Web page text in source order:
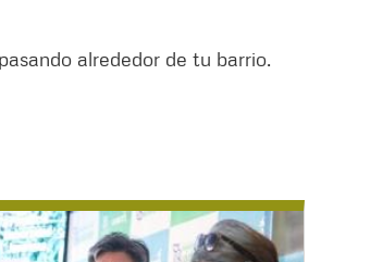
alrededor de tu barrio.